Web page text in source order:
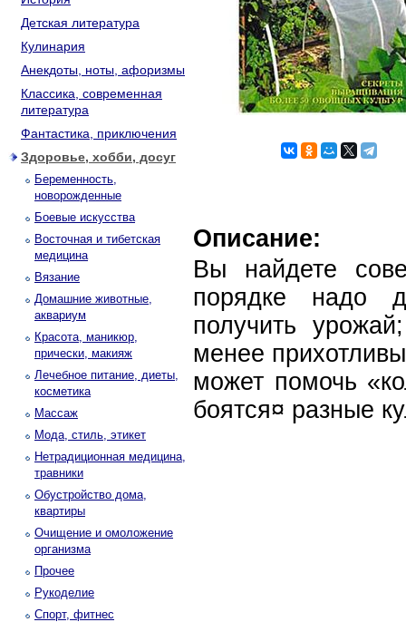
Детская литература
Кулинария
Анекдоты, ноты, афоризмы
Классика, современная
литература
Фантастика, приключения
Здоровье, хобби, досуг
Беременность,
новорожденные
Боевые искусства
Восточная и тибетская
медицина
Вязание
Домашние животные,
аквариум
Красота, маникюр,
прически, макияж
Лечебное питание, диеты,
косметика
Массаж
Мода, стиль, этикет
Нетрадиционная медицина,
травники
Обустройство дома,
квартиры
Очищение и омоложение
организма
Прочее
Рукоделие
Спорт, фитнес
Описание:
Вы найдете
порядке надо
получить
менее
может помочь
боятся¤ разные